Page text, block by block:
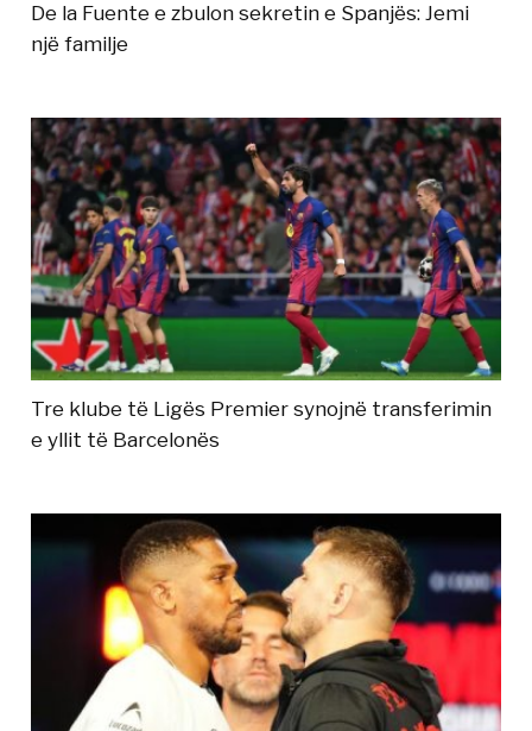
De la Fuente e zbulon sekretin e Spanjës: Jemi
një familje
Tre klube të Ligës Premier synojnë transferimin
e yllit të Barcelonës